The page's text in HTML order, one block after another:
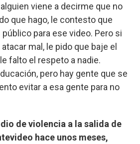
viene a decirme que no
que hago, le contesto que
para ese video. Pero si
mal, le pido que baje el
falto el respeto a nadie.
pero hay gente que se
evitar a esa gente para no
de violencia a la salida de
hace unos meses,